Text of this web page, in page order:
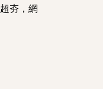
夯，網